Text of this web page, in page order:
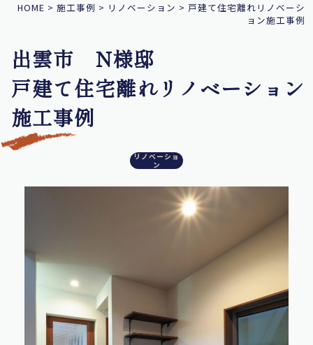
HOME > 施工事例 > リノベーション > 戸建て住宅離れリノベーシ
ョン施工事例
出雲市 N様邸
戸建て住宅離れリノベーション
施工事例
リノベーショ
ン